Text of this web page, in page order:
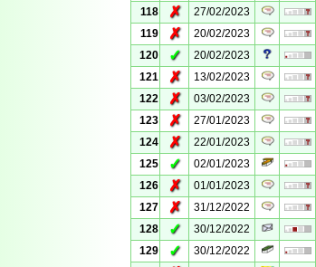
118
✗ 27/02/2023
119
✗ 20/02/2023
120
✓ 20/02/2023
121
✗ 13/02/2023
122
✗ 03/02/2023
123
✗ 27/01/2023
124
✗ 22/01/2023
125
✓ 02/01/2023
126
✗ 01/01/2023
127
✗ 31/12/2022
128
✓ 30/12/2022
129
✓ 30/12/2022